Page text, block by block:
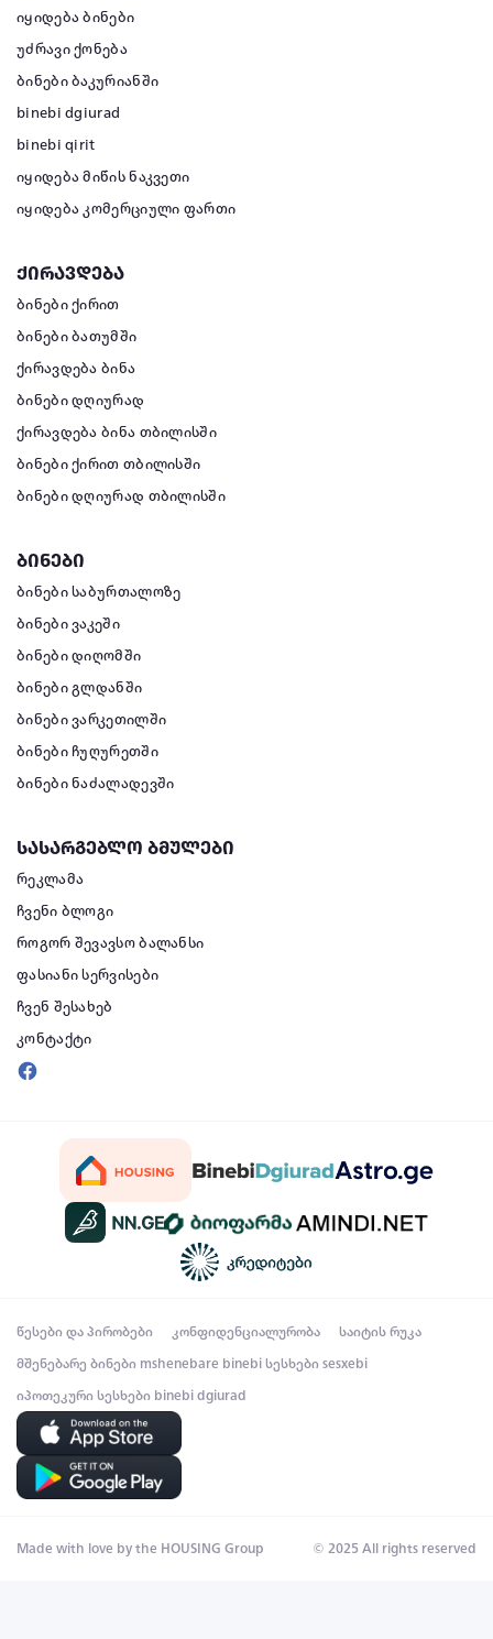
იყიდება ბინები
უძრავი ქონება
ბინები ბაკურიანში
binebi dgiurad
binebi qirit
იყიდება მიწის ნაკვეთი
იყიდება კომერციული ფართი
ქირავდება
ბინები ქირით
ბინები ბათუმში
ქირავდება ბინა
ბინები დღიურად
ქირავდება ბინა თბილისში
ბინები ქირით თბილისში
ბინები დღიურად თბილისში
ბინები
ბინები საბურთალოზე
ბინები ვაკეში
ბინები დიღომში
ბინები გლდანში
ბინები ვარკეთილში
ბინები ჩუღურეთში
ბინები ნაძალადევში
სასარგებლო ბმულები
რეკლამა
ჩვენი ბლოგი
როგორ შევავსო ბალანსი
ფასიანი სერვისები
ჩვენ შესახებ
კონტაქტი
წესები და პირობები კონფიდენციალურობა საიტის რუკა
მშენებარე ბინები mshenebare binebi სესხები sesxebi
იპოთეკური სესხები binebi dgiurad
Made with love by the HOUSING Group © 2025 All rights reserved